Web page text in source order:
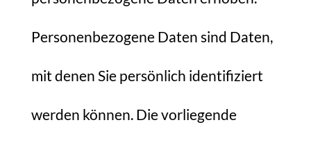
Personenbezogene Daten sind Daten,
mit denen Sie persönlich identifiziert
werden können. Die vorliegende